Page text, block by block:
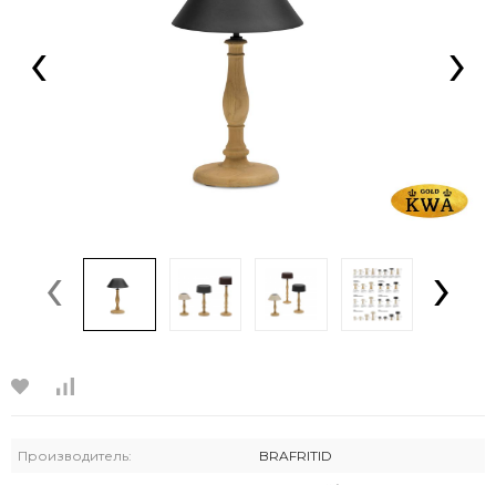
‹ ›
‹ ›
Производитель: BRAFRITID